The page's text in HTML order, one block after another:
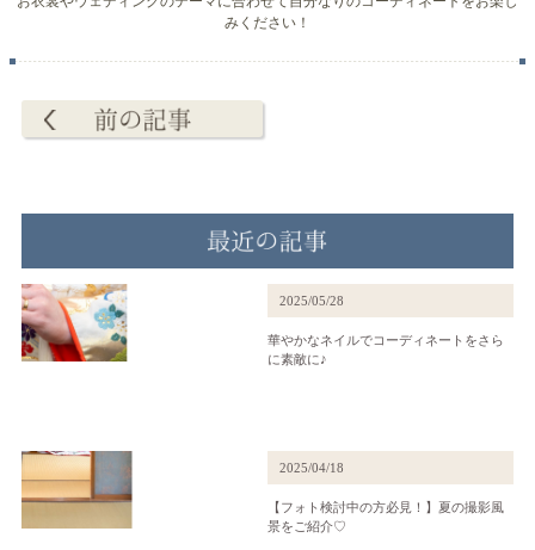
みください！
2025/05/28
華やかなネイルでコーディネートをさら
に素敵に♪
2025/04/18
【フォト検討中の方必見！】夏の撮影風
景をご紹介♡